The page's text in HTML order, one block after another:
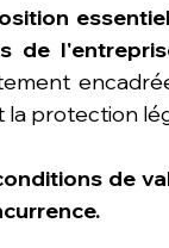
de
protection
de